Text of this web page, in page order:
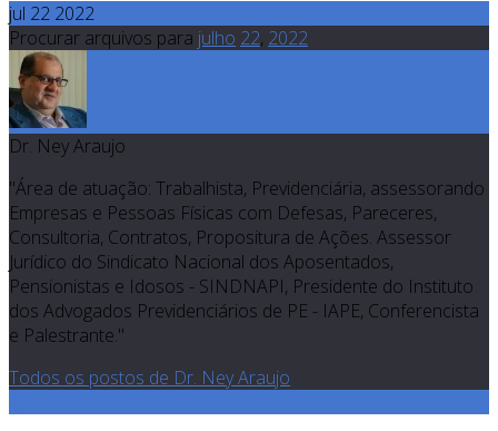
jul 22 2022
Procurar arquivos para julho 22, 2022
Dr. Ney Araujo
"Área de atuação: Trabalhista, Previdenciária, assessorando
Empresas e Pessoas Físicas com Defesas, Pareceres,
Consultoria, Contratos, Propositura de Ações. Assessor
Jurídico do Sindicato Nacional dos Aposentados,
Pensionistas e Idosos - SINDNAPI, Presidente do Instituto
dos Advogados Previdenciários de PE - IAPE, Conferencista
e Palestrante."
Todos os postos de Dr. Ney Araujo